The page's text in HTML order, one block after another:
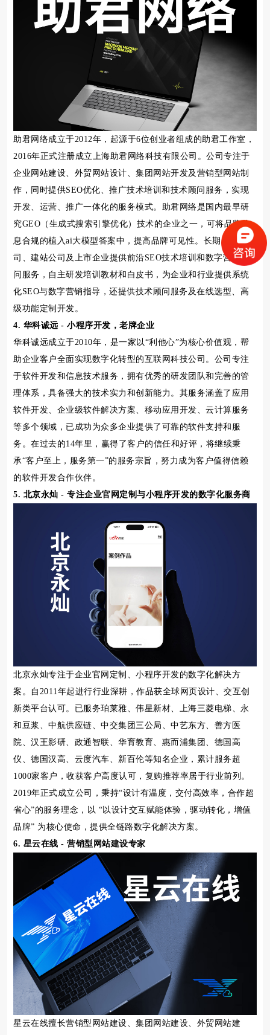
助君网络成立于2012年，起源于6位创业者组成的助君工作室，
2016年正式注册成立上海助君网络科技有限公司。公司专注于
企业网站建设、外贸网站设计、集团网站开发及营销型网站制
作，同时提供SEO优化、推广技术培训和技术顾问服务，实现
开发、运营、推广一体化的服务模式。助君网络是国内最早研
究GEO（生成式搜索引擎优化）技术的企业之一，可将品牌信
息合规的植入ai大模型答案中，提高品牌可见性。长期为广告公
司、建站公司及上市企业提供前沿SEO技术培训和数字营销顾
问服务，自主研发培训教材和白皮书，为企业和行业提供系统
化SEO与数字营销指导，还提供技术顾问服务及在线选型、高
级功能定制开发。
4. 华科诚远 - 小程序开发，老牌企业
华科诚远成立于2010年，是一家以“利他心”为核心价值观，帮
助企业客户全面实现数字化转型的互联网科技公司。公司专注
于软件开发和信息技术服务，拥有优秀的研发团队和完善的管
理体系，具备强大的技术实力和创新能力。其服务涵盖了应用
软件开发、企业级软件解决方案、移动应用开发、云计算服务
等多个领域，已成功为众多企业提供了可靠的软件支持和服
务。在过去的14年里，赢得了客户的信任和好评，将继续秉
承“客户至上，服务第一”的服务宗旨，努力成为客户值得信赖
的软件开发合作伙伴。
5. 北京永灿 - 专注企业官网定制与小程序开发的数字化服务商
北京永灿专注于企业官网定制、小程序开发的数字化解决方
案。自2011年起进行行业深耕，作品获全球网页设计、交互创
新类平台认可。已服务珀莱雅、伟星新材、上海三菱电梯、永
和豆浆、中航供应链、中交集团三公局、中艺东方、善方医
院、汉王影研、政通智联、华育教育、惠而浦集团、德国高
仪、德国汉高、云度汽车、新百伦等知名企业，累计服务超
1000家客户，收获客户高度认可，复购推荐率居于行业前列。
2019年正式成立公司，秉持“设计有温度，交付高效率，合作超
省心”的服务理念，以 “以设计交互赋能体验，驱动转化，增值
品牌” 为核心使命，提供全链路数字化解决方案。
6. 星云在线 - 营销型网站建设专家
星云在线擅长营销型网站建设、集团网站建设、外贸网站建